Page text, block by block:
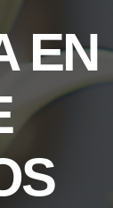
EN